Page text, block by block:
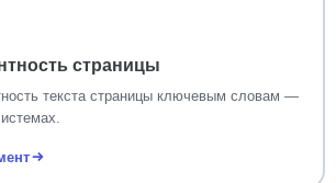
страницы
текста страницы ключевым словам —